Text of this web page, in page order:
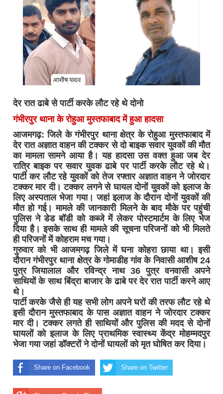
देर रात ढाबे से पार्टी करके लौट रहे थे दोनो
गंभीरपुर थाना के रोहुआ मुस्तफाबाद में हुआ हादसा
आजमगढ़: जिले के गंभीरपुर थाना क्षेत्र के रोहुआ मुस्तफाबाद में
देर रात अज्ञात वाहन की टक्कर से दो बाइक सवार युवकों की मौत
का मामला सामने आया है। यह हादसा उस वक्त हुआ जब देर
रात्रि बाइक पर सवार युवक ढाबे पर पार्टी करके लौट रहे थे।
पार्टी कर लौट रहे युवकों को तेज रफ्तार अज्ञात वाहन ने जोरदार
टक्कर मार दी। टक्कर लगने से घायल दोनों युवकों को इलाज के
लिए अस्पताल भेजा गया। जहां इलाज के दौरान दोनों युवकों की
मौत हो गई। मामले की जानकारी मिलने के बाद मौके पर पहुंची
पुलिस ने डेड बॉडी को कब्जे में लेकर पोस्टमार्टम के लिए भेज
दिया है। इसके साथ ही मामले की सूचना परिजनों को भी मिलते
ही परिजनों में कोहराम मच गया।
गुरुवार को भी आजमगढ़ जिले में घना कोहरा छाया था। इसी
दौरान गंभीरपुर थाना क्षेत्र के गोमाडीह गांव के निवासी आशीष 24
पुत्र जियालाल और रविन्द्र नाथ 36 पुत्र वनवासी अपने
साथियों के साथ बिंद्रा बाजार के ढाबे पर देर रात पार्टी करने आए
थे।
पार्टी करके जैसे ही यह सभी लोग अपने घरों की तरफ लौट रहे थे
इसी दौरान मुस्तफाबाद के पास अज्ञात वाहन ने जोरदार टक्कर
मार दी। टक्कर लगते ही साथियों और पुलिस की मदद से दोनों
घायलों को इलाज के लिए प्राथमिक स्वास्थ्य केंद्र मोहम्मदपुर
भेजा गया जहां डॉक्टरों ने दोनों घायलों को मृत घोषित कर दिया।
Share on Facebook Share on Twitter